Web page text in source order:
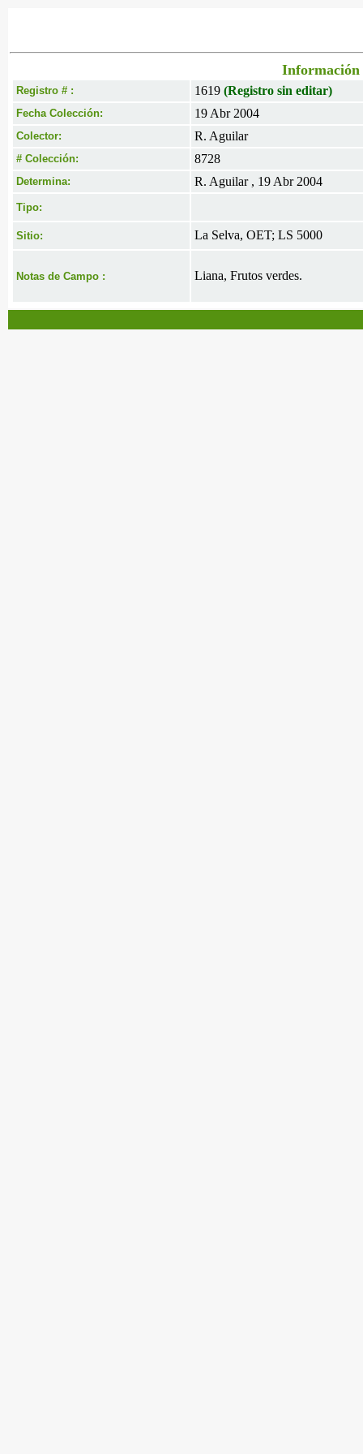
Información
Registro # : 1619 (Registro sin editar)
Fecha Colección: 19 Abr 2004
Colector: R. Aguilar
# Colección: 8728
Determina: R. Aguilar , 19 Abr 2004
Tipo:
Sitio: La Selva, OET; LS 5000
Notas de Campo : Liana, Frutos verdes.